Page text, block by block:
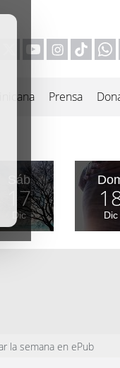
Prensa
Sáb
17
Dic Dic
la semana en ePub